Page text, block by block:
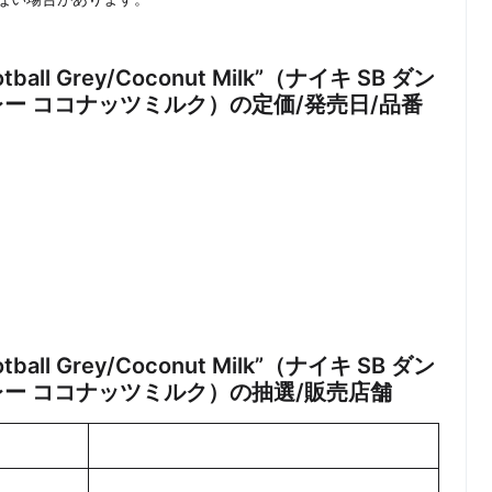
Grey/Coconut Milk”（ナイキ SB ダン
ココナッツミルク）の定価/発売日/品番
Grey/Coconut Milk”（ナイキ SB ダン
ココナッツミルク）の抽選/販売店舗